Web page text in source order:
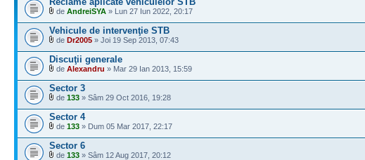
de AndreiSYA » Lun 27 Iun 2022, 20:17
Vehicule de intervenţie STB
de Dr2005 » Joi 19 Sep 2013, 07:43
Discuţii generale
de Alexandru » Mar 29 Ian 2013, 15:59
Sector 3
de 133 » Sâm 29 Oct 2016, 19:28
Sector 4
de 133 » Dum 05 Mar 2017, 22:17
Sector 6
de 133 » Sâm 12 Aug 2017, 20:12